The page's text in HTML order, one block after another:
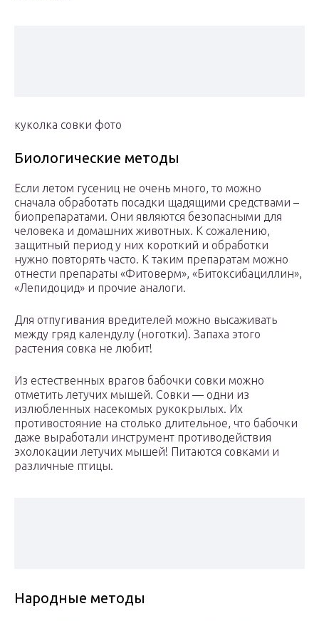
куколка совки фото
Биологические методы
Если летом гусениц не очень много, то можно
сначала обработать посадки щадящими средствами –
биопрепаратами. Они являются безопасными для
человека и домашних животных. К сожалению,
защитный период у них короткий и обработки
нужно повторять часто. К таким препаратам можно
отнести препараты «Фитоверм», «Битоксибациллин»,
«Лепидоцид» и прочие аналоги.
Для отпугивания вредителей можно высаживать
между гряд календулу (ноготки). Запаха этого
растения совка не любит!
Из естественных врагов бабочки совки можно
отметить летучих мышей. Совки — одни из
излюбленных насекомых рукокрылых. Их
противостояние на столько длительное, что бабочки
даже выработали инструмент противодействия
эхолокации летучих мышей! Питаются совками и
различные птицы.
Народные методы